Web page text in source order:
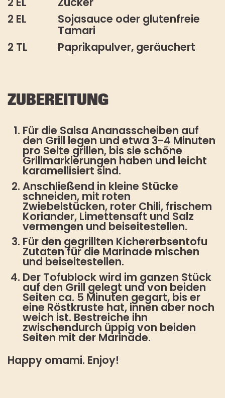
2 EL
Sojasauce oder glutenfreie
Tamari
2 TL
Paprikapulver, geräuchert
ZUBEREITUNG
Für die Salsa Ananasscheiben auf
den Grill legen und etwa 3-4 Minuten
pro Seite grillen, bis sie schöne
Grillmarkierungen haben und leicht
karamellisiert sind.
Anschließend in kleine Stücke
schneiden, mit roten
Zwiebelstücken, roter Chili, frischem
Koriander, Limettensaft und Salz
vermengen und beiseitestellen.
Für den gegrillten Kichererbsentofu
Zutaten für die Marinade mischen
und beiseitestellen.
Der Tofublock wird im ganzen Stück
auf den Grill gelegt und von beiden
Seiten ca. 5 Minuten gegart, bis er
eine Röstkruste hat, innen aber noch
weich ist. Bestreiche ihn
zwischendurch üppig von beiden
Seiten mit der Marinade.
Happy omami. Enjoy!